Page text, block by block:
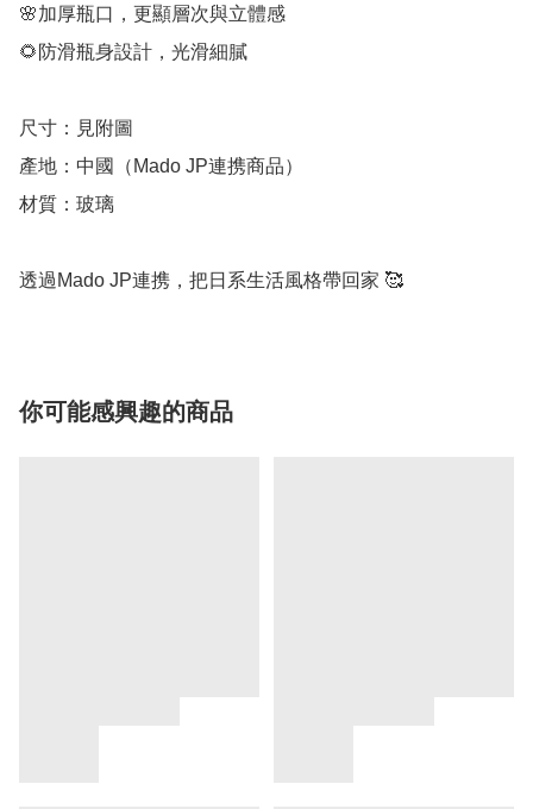
🌸加厚瓶口，更顯層次與立體感
🌻防滑瓶身設計，光滑細膩
尺寸：見附圖
產地：中國（Mado JP連携商品）
材質：玻璃
透過Mado JP連携，把日系生活風格帶回家 🥰
你可能感興趣的商品